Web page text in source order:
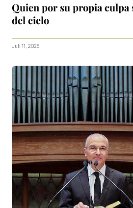
Quien por su propia culpa
del cielo
Juli 11, 2026